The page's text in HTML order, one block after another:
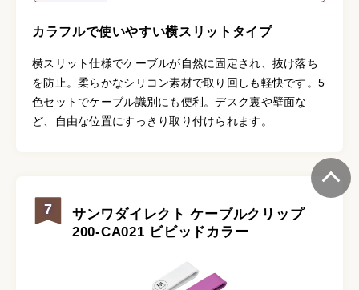
カラフルで使いやすい横スリットタイプ
横スリット仕様でケーブルが自然に固定され、抜け落ち
を防止。柔らかなシリコン素材で取り回しも軽快です。5
色セットでケーブル識別にも便利。デスク裏や壁面な
ど、自由な位置にすっきり取り付けられます。
7
サンワダイレクト ケーブルクリップ
200-CA021 ビビッドカラー